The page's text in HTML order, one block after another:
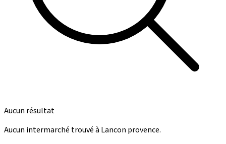
Aucun résultat
Aucun intermarché trouvé à Lancon provence.